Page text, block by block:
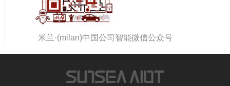
米兰·(milan)中国公司智能微信公众号